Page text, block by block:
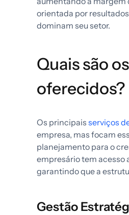
orientada por
dominam seu setor.
Quais são
oferecidos?
Os principais serviços
empresa, mas focam
planejamento para o
empresário tem acesso
garantindo que a
Gestão